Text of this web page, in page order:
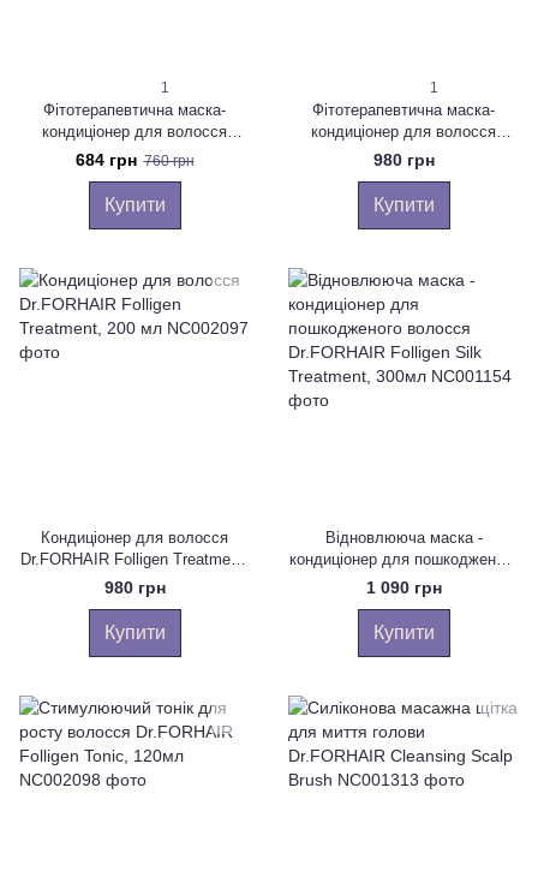
1
Фітотерапевтична маска-
кондиціонер для волосся
Dr.FORHAIR Phyto Therapy
Treatment, 300мл
684 грн 760 грн
Купити
1
Фітотерапевтична маска-
кондиціонер для волосся
Dr.FORHAIR Phyto Therapy
Treatment, 500мл
980 грн
Купити
Кондиціонер для волосся
Dr.FORHAIR Folligen Treatment,
200 мл
980 грн
Купити
Відновлююча маска -
кондиціонер для пошкодженого
волосся Dr.FORHAIR Folligen
Silk Treatment, 300мл
1 090 грн
Купити